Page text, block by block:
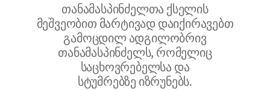
თანამასპინძელთა ქსელის
მეშვეობით მარტივად დაიქირავებთ
გამოცდილ ადგილობრივ
თანამასპინძელს, რომელიც
საცხოვრებელსა და
სტუმრებზე იზრუნებს.